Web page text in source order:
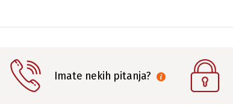
Imate nekih pitanja?